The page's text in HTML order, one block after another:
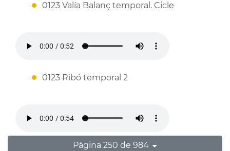
0123 Valía Balanç temporal. Cicle
0123 Ribó temporal 2
Pàgina 250 de 984